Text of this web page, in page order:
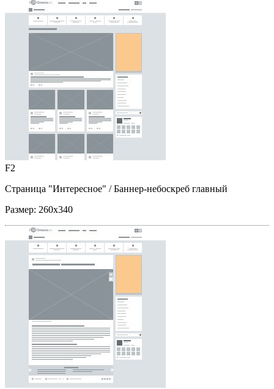
F2
Страница "Интересное" / Баннер-небоскреб главный
Размер: 260x340